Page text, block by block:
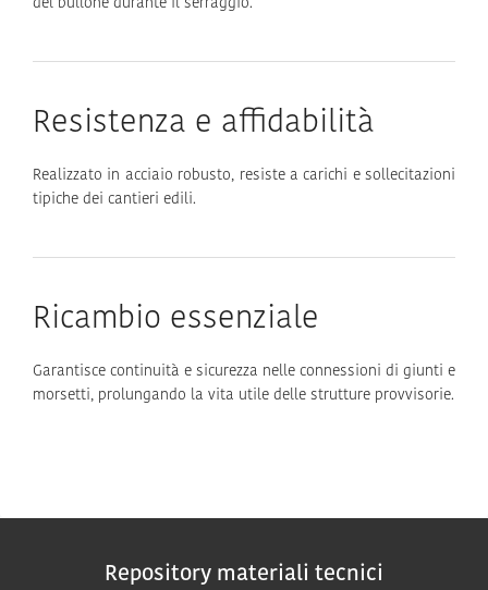
del bullone durante il serraggio.
Resistenza e affidabilità
Realizzato in acciaio robusto, resiste a carichi e sollecitazioni
tipiche dei cantieri edili.
Ricambio essenziale
Garantisce continuità e sicurezza nelle connessioni di giunti e
morsetti, prolungando la vita utile delle strutture provvisorie.
Repository materiali tecnici